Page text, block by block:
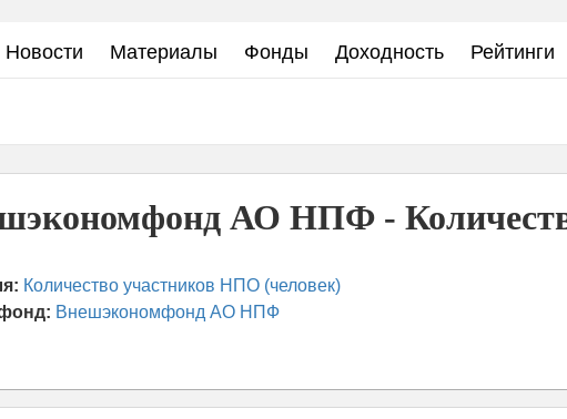
Новости Материалы Фонды Доходность Рейтинги
АО НПФ -
Количество участников НПО (человек)
Внешэкономфонд АО НПФ